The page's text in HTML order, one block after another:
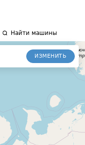
Найти машины
ИЗМЕНИТЬ